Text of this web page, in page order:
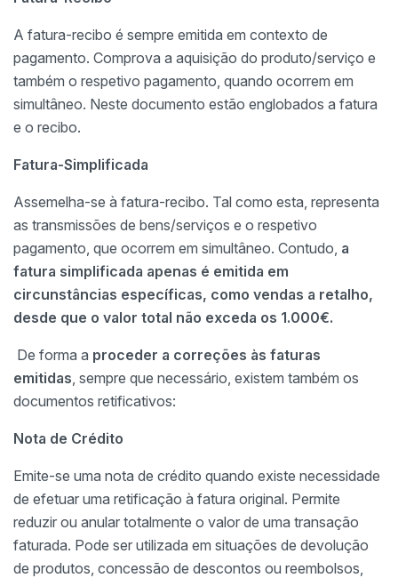
A fatura-recibo é sempre emitida em contexto de
pagamento. Comprova a aquisição do produto/serviço e
também o respetivo pagamento, quando ocorrem em
simultâneo. Neste documento estão englobados a fatura
e o recibo.
Fatura-Simplificada
Assemelha-se à fatura-recibo. Tal como esta, representa
as transmissões de bens/serviços e o respetivo
pagamento, que ocorrem em simultâneo. Contudo, a
fatura simplificada apenas é emitida em
circunstâncias específicas, como vendas a retalho,
desde que o valor total não exceda os 1.000€.
De forma a proceder a correções às faturas
emitidas, sempre que necessário, existem também os
documentos retificativos:
Nota de Crédito
Emite-se uma nota de crédito quando existe necessidade
de efetuar uma retificação à fatura original. Permite
reduzir ou anular totalmente o valor de uma transação
faturada. Pode ser utilizada em situações de devolução
de produtos, concessão de descontos ou reembolsos,